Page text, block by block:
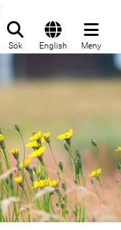
Sök English Meny